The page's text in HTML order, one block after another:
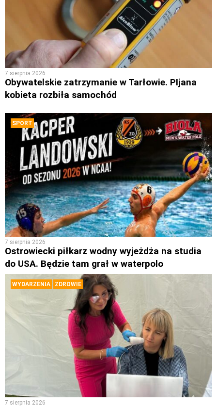
7 sierpnia 2026
Obywatelskie zatrzymanie w Tarłowie. PIjana
kobieta rozbiła samochód
SPORT
7 sierpnia 2026
Ostrowiecki piłkarz wodny wyjeżdża na studia
do USA. Będzie tam grał w waterpolo
WYDARZENIA ZDROWIE
7 sierpnia 2026